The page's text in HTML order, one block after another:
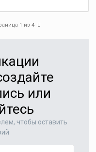
1 из 4
или
чтобы оставить